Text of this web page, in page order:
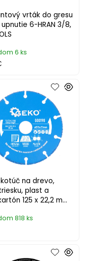
vrták do gresu
6-HRAN 3/8,
6 ks
kotúč na drevo,
plast a
125 x 22,2 mm,
818 ks